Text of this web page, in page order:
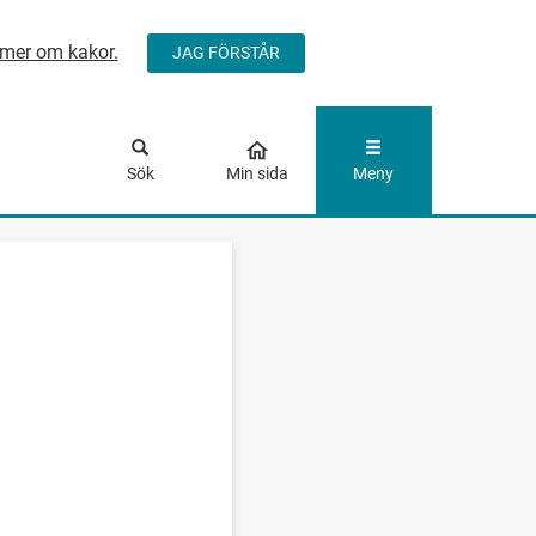
om kakor. JAG FÖRSTÅR
Sök Min sida Meny